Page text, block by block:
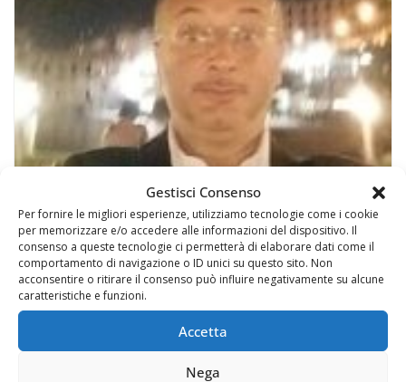
Gestisci Consenso
Per fornire le migliori esperienze, utilizziamo tecnologie come i cookie
per memorizzare e/o accedere alle informazioni del dispositivo. Il
consenso a queste tecnologie ci permetterà di elaborare dati come il
comportamento di navigazione o ID unici su questo sito. Non
acconsentire o ritirare il consenso può influire negativamente su alcune
caratteristiche e funzioni.
Accetta
Nega